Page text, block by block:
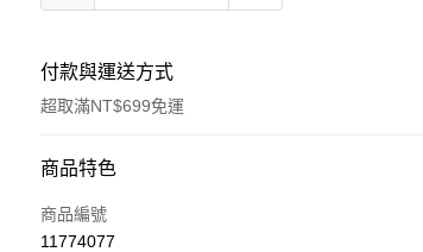
付款與運送方式
超取滿NT$699免運
付款方式
信用卡一次付款
商品特色
商品編號
11774077